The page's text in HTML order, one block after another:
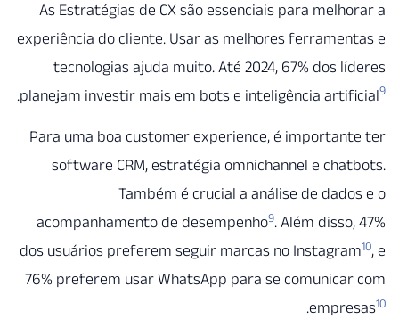
As Estratégias de CX são essenciais para
experiência do cliente. Usar as melhores
tecnologias ajuda muito. Até 2024, 67% dos
planejam investir mais em bots e inteligência
.
Para uma boa customer experience, é
software CRM, estratégia omnichannel e
Também é crucial a análise de
acompanhamento de desempenho 9. Além
dos usuários preferem seguir marcas no
76% preferem usar WhatsApp para se
.